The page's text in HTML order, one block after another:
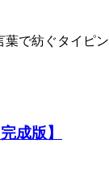
で紡ぐタイピン
成版】